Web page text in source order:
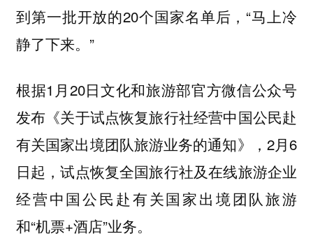
到第一批开放的20个国家名单后，“马上冷
静了下来。”
根据1月20日文化和旅游部官方微信公众号
发布《关于试点恢复旅行社经营中国公民赴
有关国家出境团队旅游业务的通知》，2月6
日起，试点恢复全国旅行社及在线旅游企业
经营中国公民赴有关国家出境团队旅游
和“机票+酒店”业务。